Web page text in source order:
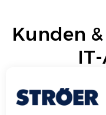
Kunden